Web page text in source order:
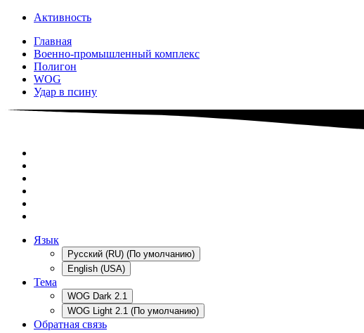
Активность
Главная
Военно-промышленный комплекс
Полигон
WOG
Удар в псину
Язык
Русский (RU) (По умолчанию)
English (USA)
Тема
WOG Dark 2.1
WOG Light 2.1 (По умолчанию)
Обратная связь